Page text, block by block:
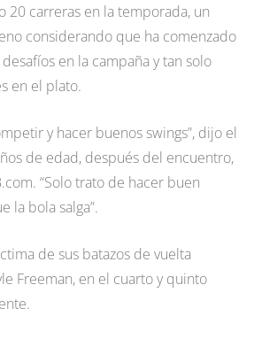
20 carreras en la temporada, un
considerando que ha comenzado
en la campaña y tan solo
en el plato.
y hacer buenos swings”, dijo el
de edad, después del encuentro,
“Solo trato de hacer buen
la bola salga”.
de sus batazos de vuelta
Freeman, en el cuarto y quinto